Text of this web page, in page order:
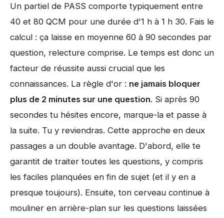
Un partiel de PASS comporte typiquement entre
40 et 80 QCM pour une durée d'1 h à 1 h 30. Fais le
calcul : ça laisse en moyenne 60 à 90 secondes par
question, relecture comprise. Le temps est donc un
facteur de réussite aussi crucial que les
connaissances. La règle d'or : ne jamais bloquer
plus de 2 minutes sur une question. Si après 90
secondes tu hésites encore, marque-la et passe à
la suite. Tu y reviendras. Cette approche en deux
passages a un double avantage. D'abord, elle te
garantit de traiter toutes les questions, y compris
les faciles planquées en fin de sujet (et il y en a
presque toujours). Ensuite, ton cerveau continue à
mouliner en arrière-plan sur les questions laissées